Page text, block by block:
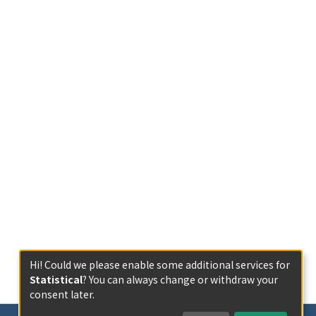
Hi! Could we please enable some additional services for
Statistical? You can always change or withdraw your
consent later.